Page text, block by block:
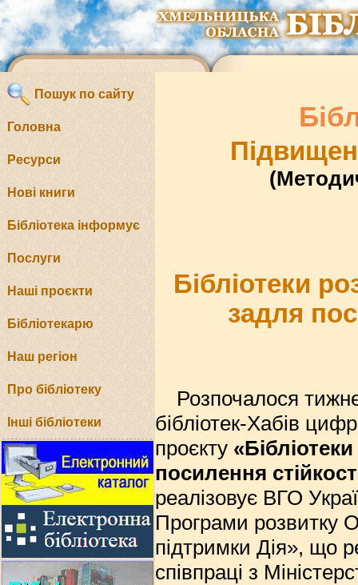
Пошук по сайту
Головна
Ресурси
Нові книги
Бібліотека інформує
Послуги
Наші проєкти
Бібліотекарю
Наш регіон
Про бібліотеку
Інші бібліотеки
Бібліотеки
задля
Розпочалося
бібліотек-Хабів
проєкту
посилення
реалізовує ВГО
Програми розвитку
підтримки Дія», що
співпраці з